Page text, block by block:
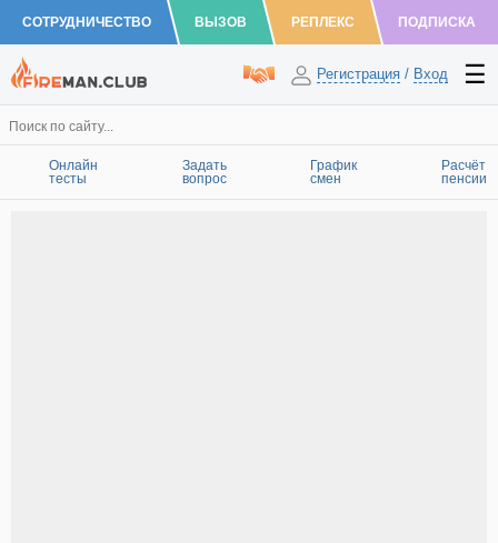
СОТРУДНИЧЕСТВО ВЫЗОВ РЕПЛЕКС ПОДПИСКА
Регистрация / Вход
Онлайн
тесты
Задать
вопрос
График
смен
Расчёт
пенсии